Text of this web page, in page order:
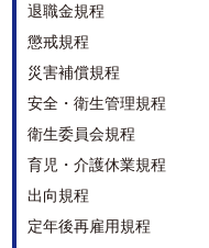
退職金規程
懲戒規程
災害補償規程
安全・衛生管理規程
衛生委員会規程
育児・介護休業規程
出向規程
定年後再雇用規程